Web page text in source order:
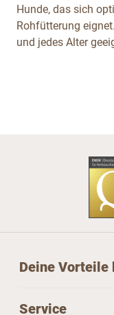
Hunde, das sich
Rohfütterung
und jedes Alter
Deine
Service